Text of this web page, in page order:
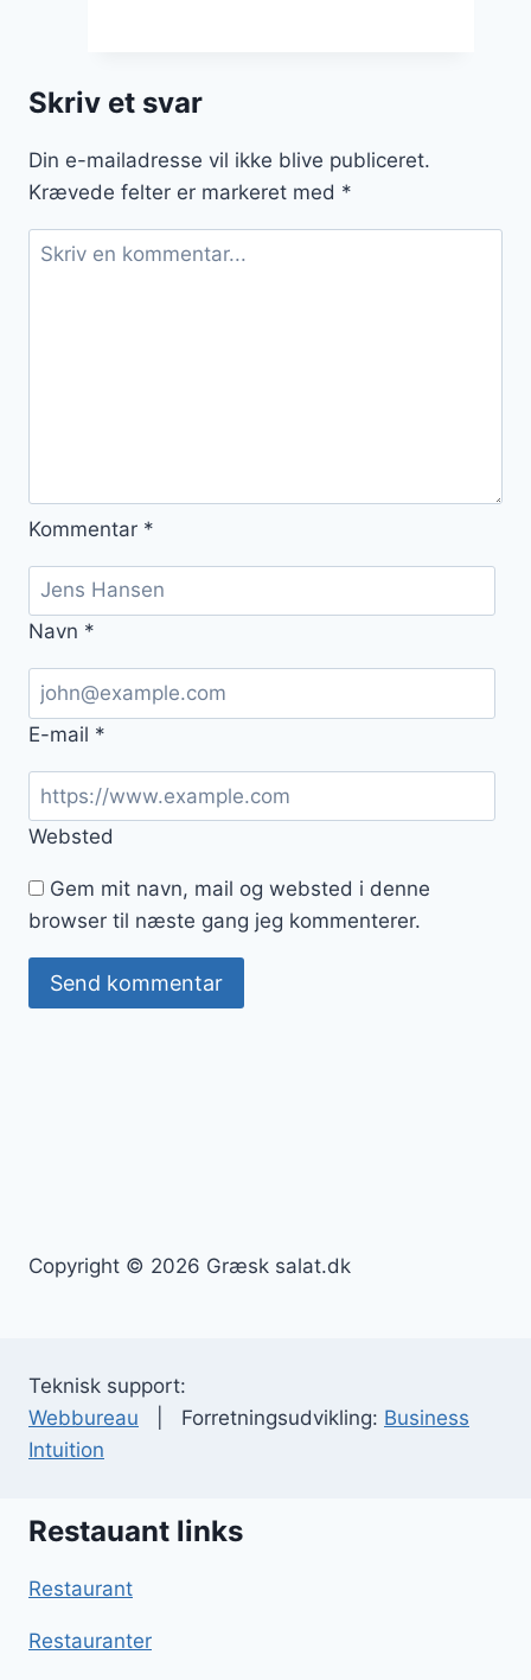
Skriv et svar
Din e-mailadresse vil ikke blive publiceret.
Krævede felter er markeret med *
Kommentar *
Navn *
E-mail *
Websted
Gem mit navn, mail og websted i denne
browser til næste gang jeg kommenterer.
Copyright © 2026 Græsk salat.dk
Teknisk support:
Webbureau | Forretningsudvikling: Business
Intuition
Restauant links
Restaurant
Restauranter